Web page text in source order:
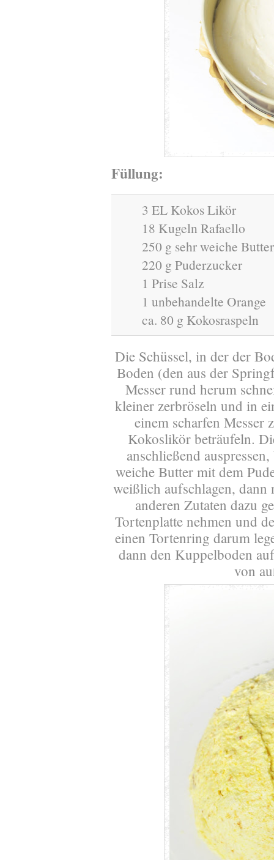
Füllung:
3 EL Kokos Likör
18 Kugeln Rafaello
250 g sehr weiche Butter
220 g Puderzucker
1 Prise Salz
1 unbehandelte Orange
ca. 80 g Kokosraspeln
Die Schüssel, in der der
Boden (den aus der
Messer rund herum
kleiner zerbröseln und in
einem scharfen Messer
Kokoslikör beträufeln.
anschließend
weiche Butter mit dem
weißlich aufschlagen, dann
anderen Zutaten dazu
Tortenplatte nehmen und
einen Tortenring darum
dann den Kuppelboden
von